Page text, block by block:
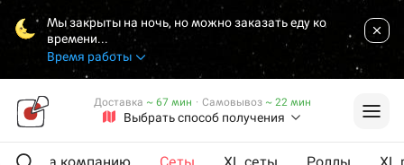
Мы закрыты на ночь, но можно заказать еду ко
времени...
Время работы
Выбрать способ получения
Доставка ~ 67 мин · Самовывоз ~ 22 мин